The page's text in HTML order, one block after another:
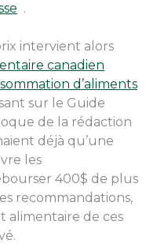
.
intervient alors
canadien
d’aliments
sur le Guide
de la rédaction
déjà qu’une
les
400$ de plus
recommandations,
alimentaire de ces